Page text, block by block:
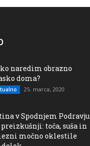
naredim obrazno
doma?
25. marca, 2020
v Spodnjem Podravju
preizkušnji: toča, suša in
močno oklestile